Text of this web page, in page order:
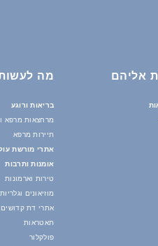
מה
בריאות ורוגע
מרחצאות מרפא
תיירות מרפא
אתרי מורשת
אומנות ותרבות
טירות וארמונות
מוזיאונים וגלריות
אתרי דת קדושים
תאטראות
פולקלור
אליהם